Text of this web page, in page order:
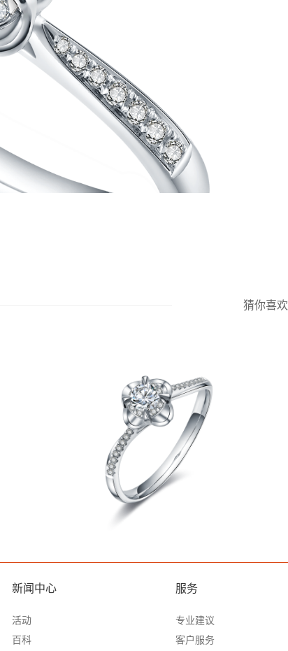
猜你喜欢
新闻中心
活动
百科
服务
专业建议
客户服务